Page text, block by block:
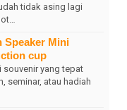
tidak asing lagi
Speaker Mini
cup
yang tepat
seminar, atau hadiah